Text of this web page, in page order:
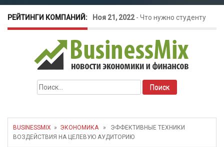
РЕЙТИНГИ КОМПАНИЙ: Ноя 21, 2022- Что нужно студенту
для открытия бизнеса?
Окт 26, 2022-Телефония для
amoCRM: лучшие инструменты для
бизнеса
Май 16, 2022
Найти:
BUSINESSMIX » ЭКОНОМИКА» ЭФФЕКТИВНЫЕ ТЕХНИКИ
ВОЗДЕЙСТВИЯ НА ЦЕЛЕВУЮ АУДИТОРИЮ